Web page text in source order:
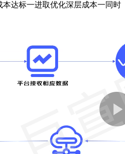
达标一进取优化深层成本一同时